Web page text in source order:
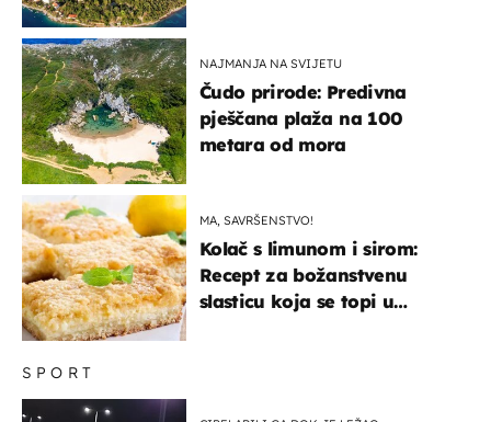
SPORT
NAJMANJA NA SVIJETU
Čudo prirode: Predivna
pješčana plaža na 100
metara od mora
MA, SAVRŠENSTVO!
Kolač s limunom i sirom:
Recept za božanstvenu
slasticu koja se topi u